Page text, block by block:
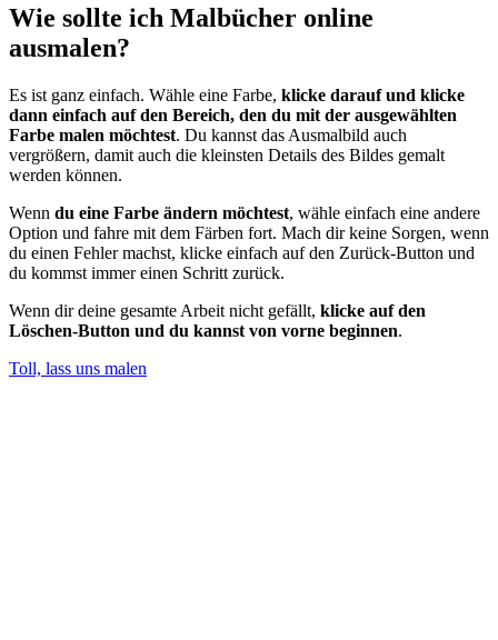
Wie sollte ich Malbücher online
ausmalen?
Es ist ganz einfach. Wähle eine Farbe, klicke darauf und klicke
dann einfach auf den Bereich, den du mit der ausgewählten
Farbe malen möchtest. Du kannst das Ausmalbild auch
vergrößern, damit auch die kleinsten Details des Bildes gemalt
werden können.
Wenn du eine Farbe ändern möchtest, wähle einfach eine andere
Option und fahre mit dem Färben fort. Mach dir keine Sorgen, wenn
du einen Fehler machst, klicke einfach auf den Zurück-Button und
du kommst immer einen Schritt zurück.
Wenn dir deine gesamte Arbeit nicht gefällt, klicke auf den
Löschen-Button und du kannst von vorne beginnen.
Toll, lass uns malen